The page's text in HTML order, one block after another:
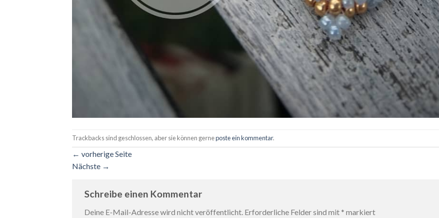
Trackbacks sind geschlossen, aber sie können gerneposte ein kommentar.
← vorherige Seite
Nächste →
Schreibe einen Kommentar
Deine E-Mail-Adresse wird nicht veröffentlicht. Erforderliche Felder sind mit * markiert